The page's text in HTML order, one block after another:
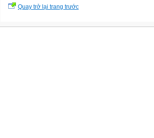
Quay trở lại trang trước